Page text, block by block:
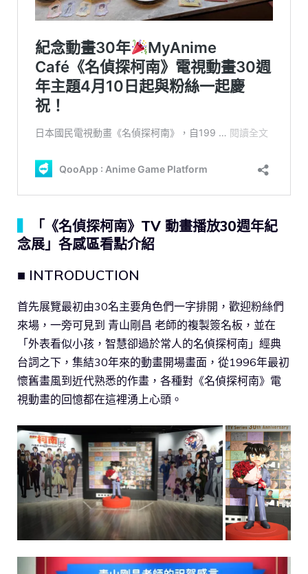
「《名偵探柯南》TV 動畫播放30週年紀
念展」各感區看點介紹
■ INTRODUCTION
首先展覽最初由30名主要角色們一字排開，歡迎粉絲們
來場，一旁可見到 青山剛昌 老師的複製簽名板，並在
「外表看似小孩，智慧卻過於常人的名偵探柯南」經典
台詞之下，集結30年來的動畫開場畫面，從1996年最初
懷舊畫風到近代熟悉的作畫，各種對《名偵探柯南》電
視動畫的回憶都在這裡湧上心頭。